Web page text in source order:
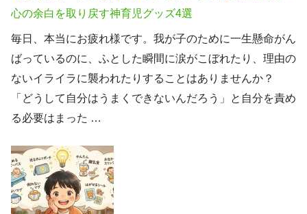
心の余白を取り戻す神育児グッズ4選
毎日、本当にお疲れ様です。我が子のために一生懸命がん
ばっているのに、ふとした瞬間に涙がこぼれたり、理由の
ないイライラに襲われたりすることはありませんか？
「どうして自分はうまくできないんだろう」と自分を責め
る必要はまった …